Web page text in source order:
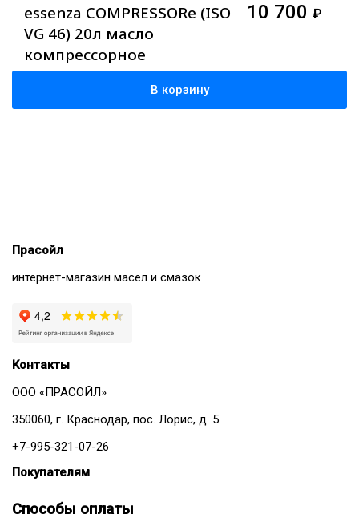
essenza COMPRESSORe (ISO
VG 46) 20л масло
компрессорное
минеральное
10 700 ₽
В корзину
Прасойл
интернет-магазин масел и смазок
Контакты
ООО «ПРАСОЙЛ»
350060, г. Краснодар, пос. Лорис, д. 5
+7-995-321-07-26
Покупателям
Способы оплаты